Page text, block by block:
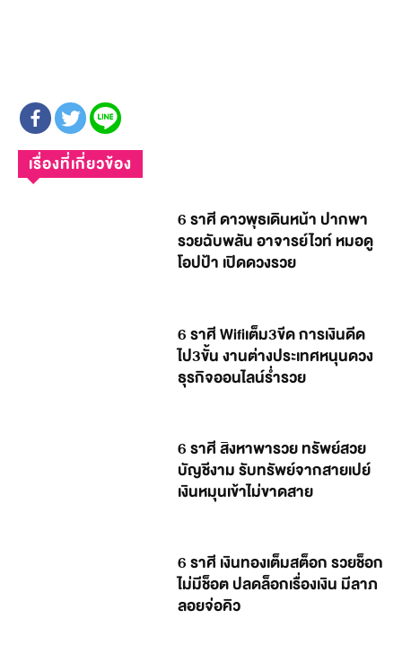
เรื่องที่เกี่ยวข้อง
6 ราศี ดาวพุธเดินหน้า ปากพา
รวยฉับพลัน อาจารย์ไวท์ หมอดู
โอปป้า เปิดดวงรวย
6 ราศี Wifiเต็ม3ขีด การเงินดีด
ไป3ขั้น งานต่างประเทศหนุนดวง
ธุรกิจออนไลน์ร่ำรวย
6 ราศี สิงหาพารวย ทรัพย์สวย
บัญชีงาม รับทรัพย์จากสายเปย์
เงินหมุนเข้าไม่ขาดสาย
6 ราศี เงินทองเต็มสต็อก รวยช็อก
ไม่มีช็อต ปลดล็อกเรื่องเงิน มีลาภ
ลอยจ่อคิว